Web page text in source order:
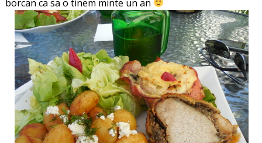
borcan ca sa o tinem minte un an